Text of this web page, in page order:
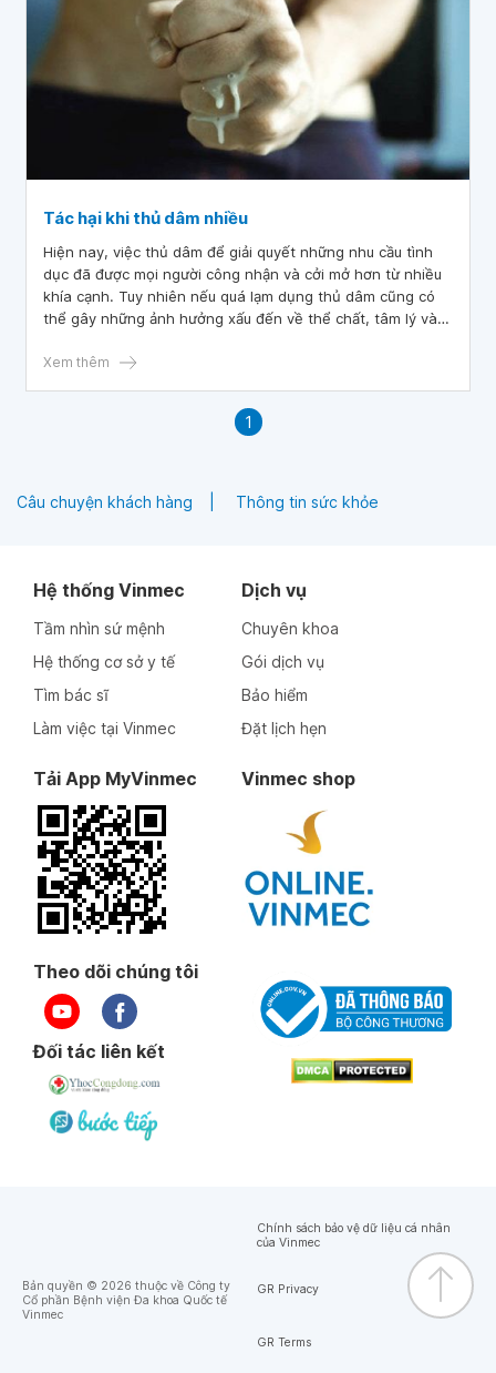
Tác hại khi thủ dâm nhiều
Hiện nay, việc thủ dâm để giải quyết những nhu cầu tình
dục đã được mọi người công nhận và cởi mở hơn từ nhiều
khía cạnh. Tuy nhiên nếu quá lạm dụng thủ dâm cũng có
thể gây những ảnh hưởng xấu đến về thể chất, tâm lý và
Xem thêm
1
Câu chuyện khách hàng Thông tin sức khỏe
Hệ thống Vinmec
Tầm nhìn sứ mệnh
Hệ thống cơ sở y tế
Tìm bác sĩ
Làm việc tại Vinmec
Dịch vụ
Chuyên khoa
Gói dịch vụ
Bảo hiểm
Đặt lịch hẹn
Tải App MyVinmec Vinmec shop
Theo dõi chúng tôi
Đối tác liên kết
Bản quyền © 2026 thuộc về Công ty
Cổ phần Bệnh viện Đa khoa Quốc tế
Vinmec
Chính sách bảo vệ dữ liệu cá nhân
của Vinmec
GR Privacy
GR Terms